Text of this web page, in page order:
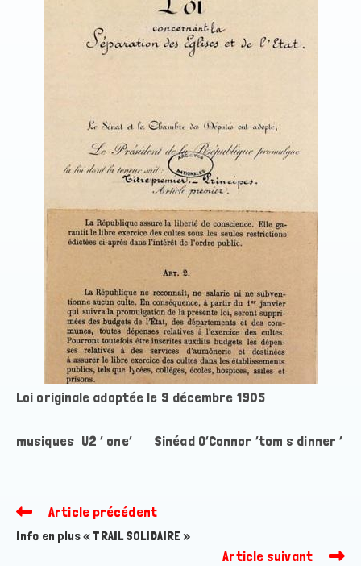
Loi originale adoptée le 9 décembre 1905
musiques U2 ‘ one’ Sinéad O’Connor ‘tom s dinner ‘
Read
articles
Article précédent
Info en plus « TRAIL SOLIDAIRE »
Article suivant